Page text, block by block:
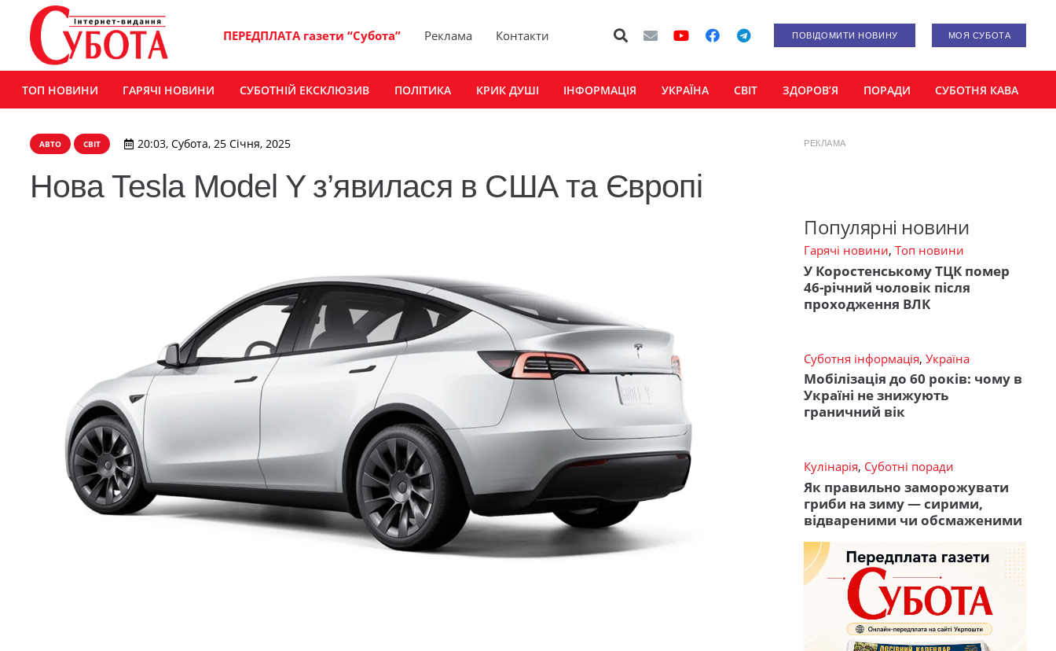
ПЕРЕДПЛАТА газети “Субота” Реклама Контакти ПОВІДОМИТИ НОВИНУ МОЯ СУБОТА
ТОП НОВИНИ ГАРЯЧІ НОВИНИ СУБОТНІЙ ЕКСКЛЮЗИВ ПОЛІТИКА КРИК ДУШІ ІНФОРМАЦІЯ УКРАЇНА СВІТ ЗДОРОВ’Я ПОРАДИ СУБОТНЯ КАВА
АВТО СВІТ 20:03, Субота, 25 Січня, 2025
Нова Tesla Model Y з’явилася в США та Європі
РЕКЛАМА
Популярні новини
Гарячі новини, Топ новини
У Коростенському ТЦК помер
46-річний чоловік після
проходження ВЛК
Суботня інформація, Україна
Мобілізація до 60 років: чому в
Україні не знижують
граничний вік
Кулінарія, Суботні поради
Як правильно заморожувати
гриби на зиму — сирими,
відвареними чи обсмаженими